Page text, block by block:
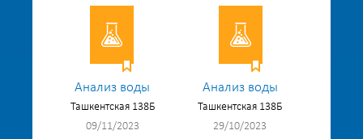
Анализ воды
Ташкентская 138Б
09/11/2023
Анализ воды
Ташкентская 138Б
29/10/2023